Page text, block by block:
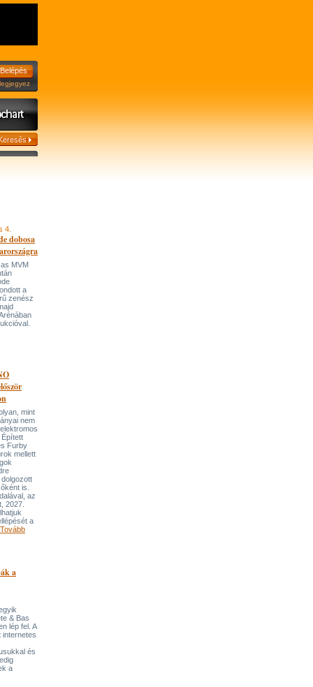
4.
dobosa
MVM
a
zenész
mint
nem
Furby
mellett
is.
az
2027.
a
Tovább
a
& Bas
lép fel. A
internetes
és
a